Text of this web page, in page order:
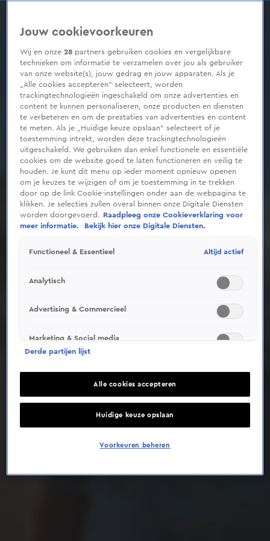
0
Deze video is niet beschikbaar op je huidige locatie
Jouw cookievoorkeuren
Wij en onze28 partners gebruiken cookies en vergelijkbare
technieken om informatie te verzamelen over jou als gebruiker
van onze website(s), jouw gedrag en jouw apparaten. Als je
„Alle cookies accepteren” selecteert, worden
trackingtechnologieën ingeschakeld om onze advertenties en
content te kunnen personaliseren, onze producten en diensten
te verbeteren en om de prestaties van advertenties en content
te meten. Als je „Huidige keuze opslaan” selecteert of je
toestemming intrekt, worden deze trackingtechnologieën
uitgeschakeld. We gebruiken dan enkel functionele en essentiële
cookies om de website goed te laten functioneren en veilig te
houden. Je kunt dit menu op ieder moment opnieuw openen
om je keuzes te wijzigen of om je toestemming in te trekken
door op de link Cookie-instellingen onder aan de webpagina te
klikken. Je selecties zullen overal binnen onze Digitale Diensten
worden doorgevoerd.
Raadpleeg onze Cookieverklaring voor
meer informatie.
Bekijk hier onze Digitale Diensten.
Functioneel & Essentieel Altijd actief
Analytisch
Advertising & Commercieel
Marketing & Social media
Derde partijen lijst
Alle cookies accepteren
Huidige keuze opslaan
Voorkeuren beheren